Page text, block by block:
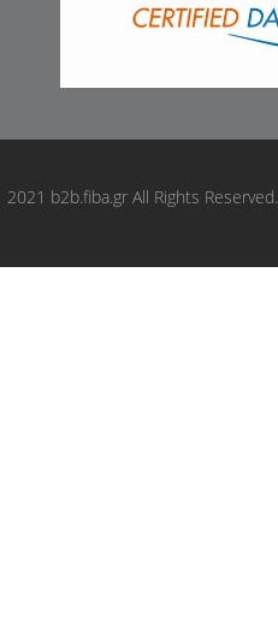
BSG: BSG40210040
CAR: 1421972
COMLINE: ADC2982V
COMLINE: AND7164
2021 b2b.fiba.gr All Rights Reserved.